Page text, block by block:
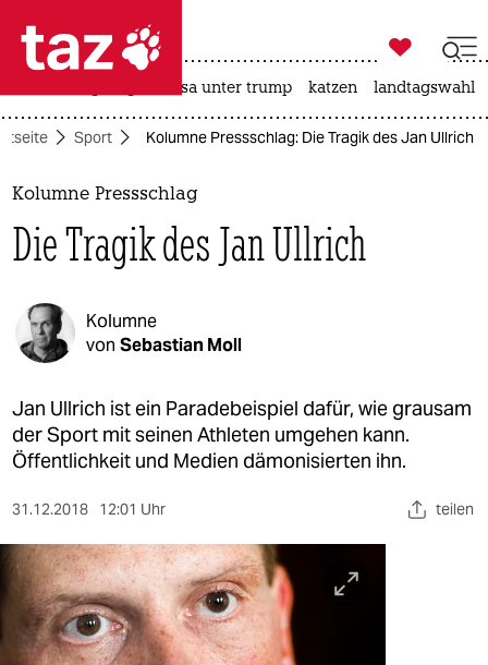
 taz zahl ich
taz zahl ich
themen
politik
öko
gesellschaft
kultur
sport
nord
wahrheit
verlag

taz zahl ich
usa unter trump katzen landtagswahl
Sport Kolumne Pressschlag: Die Tragik des Jan Ullrich
Kolumne Pressschlag
Die Tragik des Jan Ullrich
Kolumne
von Sebastian Moll
Jan Ullrich ist ein Paradebeispiel dafür, wie grausam
der Sport mit seinen Athleten umgehen kann.
Öffentlichkeit und Medien dämonisierten ihn.
31.12.2018 12:01 Uhr teilen